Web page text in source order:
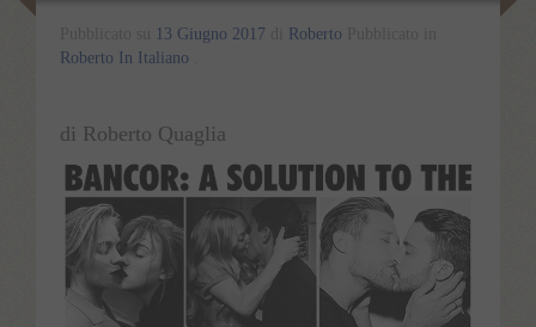
English
Français
Română
13 Giugno 2017 Roberto
Roberto In Italiano
di Roberto Quaglia